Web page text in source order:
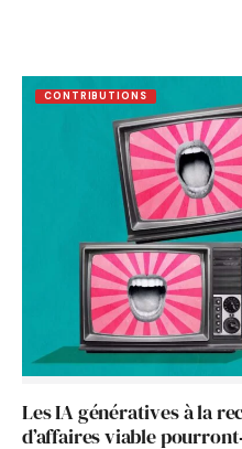
CONTRIBUTIONS
Les IA génératives à la
d’affaires viable